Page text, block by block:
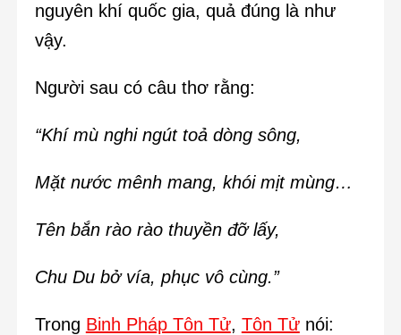
nguyên khí quốc gia, quả đúng là như
vậy.
Người sau có câu thơ rằng:
“Khí mù nghi ngút toả dòng sông,
Mặt nước mênh mang, khói mịt mùng…
Tên bắn rào rào thuyền đỡ lấy,
Chu Du bở vía, phục vô cùng.”
Trong Binh Pháp Tôn Tử, Tôn Tửnói: